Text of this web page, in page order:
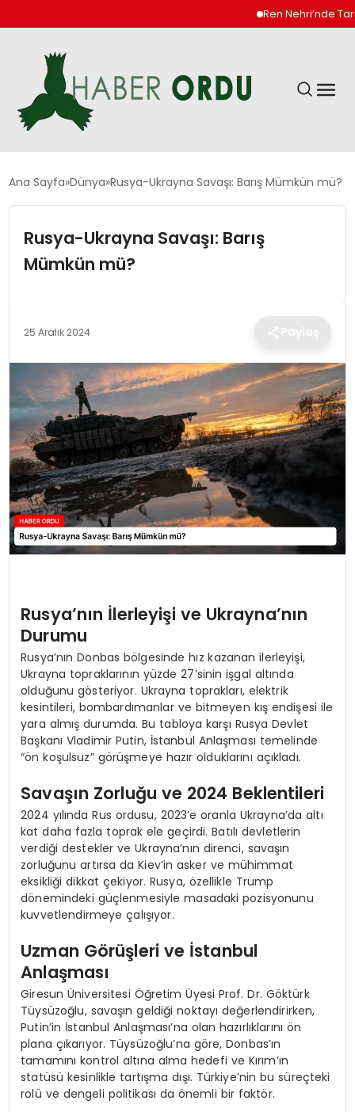
Ren Nehri’nde Tarihi
GÜNDEM
EKONOMI
TEKNOLOJI
EĞITIM
MAGAZIN
SPOR
YAŞAM
Ana Sayfa Dünya Rusya-Ukrayna Savaşı: Barış Mümkün mü?
Rusya-Ukrayna Savaşı: Barış
Mümkün mü?
25 Aralık 2024
Rusya’nın İlerleyişi ve Ukrayna’nın
Durumu
Rusya’nın Donbas bölgesinde hız kazanan ilerleyişi,
Ukrayna topraklarının yüzde 27’sinin işgal altında
olduğunu gösteriyor. Ukrayna toprakları, elektrik
kesintileri, bombardımanlar ve bitmeyen kış endişesi ile
yara almış durumda. Bu tabloya karşı Rusya Devlet
Başkanı Vladimir Putin, İstanbul Anlaşması temelinde
“ön koşulsuz” görüşmeye hazır olduklarını açıkladı.
Savaşın Zorluğu ve 2024 Beklentileri
2024 yılında Rus ordusu, 2023’e oranla Ukrayna’da altı
kat daha fazla toprak ele geçirdi. Batılı devletlerin
verdiği destekler ve Ukrayna’nın direnci, savaşın
zorluğunu artırsa da Kiev’in asker ve mühimmat
eksikliği dikkat çekiyor. Rusya, özellikle Trump
dönemindeki güçlenmesiyle masadaki pozisyonunu
kuvvetlendirmeye çalışıyor.
Uzman Görüşleri ve İstanbul
Anlaşması
Giresun Üniversitesi Öğretim Üyesi Prof. Dr. Göktürk
Tüysüzoğlu, savaşın geldiği noktayı değerlendirirken,
Putin’in İstanbul Anlaşması’na olan hazırlıklarını ön
plana çıkarıyor. Tüysüzoğlu’na göre, Donbas’ın
tamamını kontrol altına alma hedefi ve Kırım’ın
statüsü kesinlikle tartışma dışı. Türkiye’nin bu süreçteki
rolü ve dengeli politikası da önemli bir faktör.